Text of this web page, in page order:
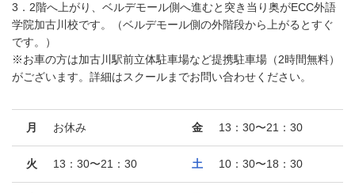
3．2階へ上がり、ベルデモール側へ進むと突き当り奥がECC外語
学院加古川校です。（ベルデモール側の外階段から上がるとすぐ
です。）
※お車の方は加古川駅前立体駐車場など提携駐車場（2時間無料）
がございます。詳細はスクールまでお問い合わせください。
月 お休み
火 13：30〜21：30
金 13：30〜21：30
土 10：30〜18：30